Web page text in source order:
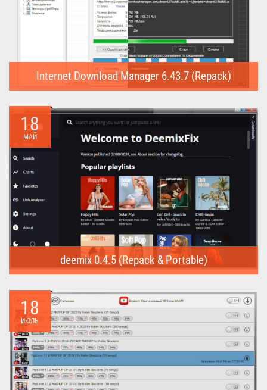
Internet Download Manager 6.43.7 (Repack)
предназначена для...
18
МАЙ
deemix 0.4.5 (Repack & Portable)
треки...
18
ИЮЛЬ